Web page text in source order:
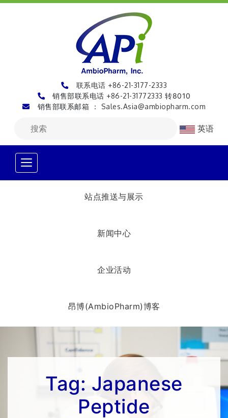
联系电话 +86-21-3177-2333
销售部联系电话 +86-21-31772333 转8010
销售部联系邮箱 ： Sales.Asia@ambiopharm.com
英语
站点推送与展示
新闻中心
企业活动
昂博(AmbioPharm)博客
Tag: Japanese
Peptide